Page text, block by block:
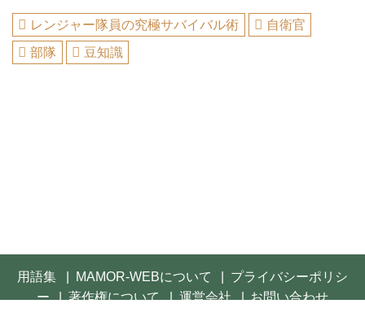
レンジャー隊員の究極サバイバル術
自衛官
部隊
豆知識
用語集 MAMOR-WEBについて
プライバシーポリシ
ー
著作権について 運営会社
お問い合わせ